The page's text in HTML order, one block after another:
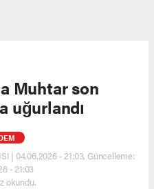
Muhtar son
uğurlandı
| 04.06.2026 - 21:03, Güncelleme:
- 21:03
okundu.